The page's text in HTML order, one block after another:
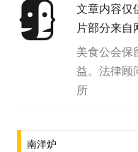
文章内容仅
片部分来自
美食公会保
益。法律顾
所
南洋炉